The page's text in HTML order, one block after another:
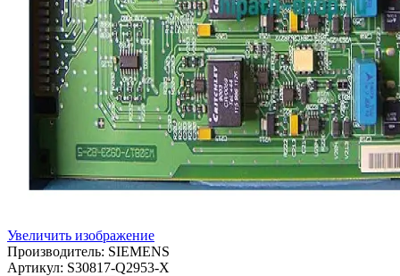
Увеличить изображение
Производитель: SIEMENS
Артикул: S30817-Q2953-X